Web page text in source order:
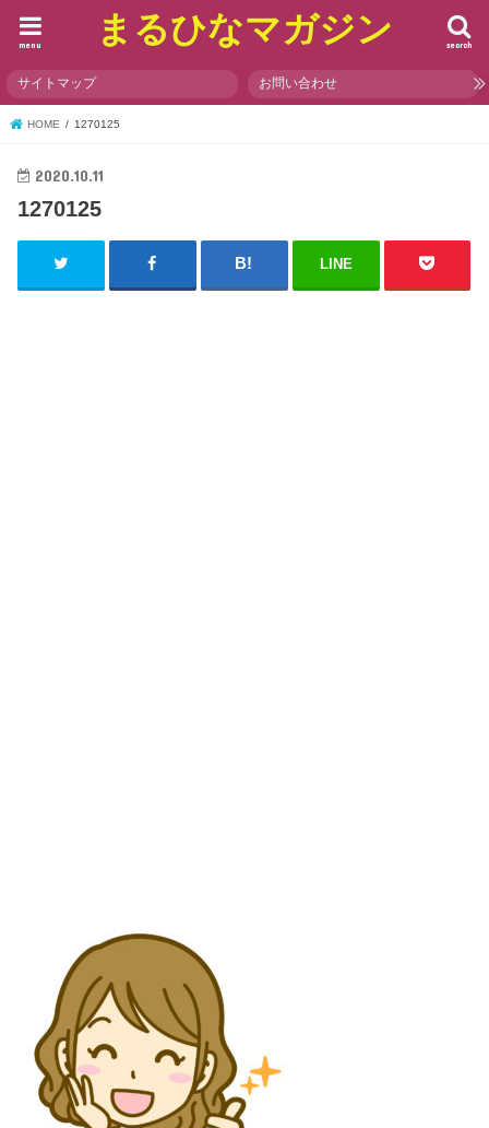
まるひなマガジン search
menu
サイトマップ お問い合わせ
HOME 1270125
2020.10.11
1270125
LINE